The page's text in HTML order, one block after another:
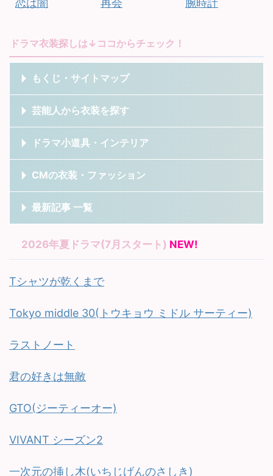
恋は闇 再会 腕時計
ドラマ衣装探しは↓ココからチェック！
もくじ・サイトマップ
芸能人から衣装を探す
ドラマ小道具・インテリア
CMの衣装・ファッション
最新記事 一覧
2026年夏ドラマ(7月スタート) NEW!
Tシャツが乾くまで
Tokyo middle 30(トウキョウ ミドル サーティー)
ラストノート
君の好きは無敵
GTO(ジーティーオー)
VIVANT シーズン2
一次元の挿し木(いちじげんのさしき)